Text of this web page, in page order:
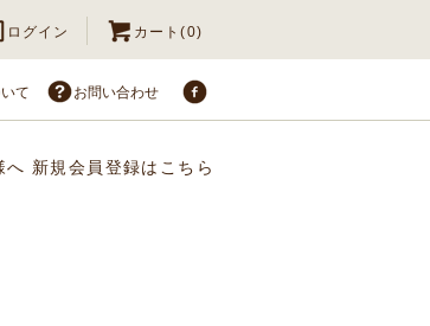
ログイン カート(0)
て お問い合わせ
へ 新規会員登録はこちら